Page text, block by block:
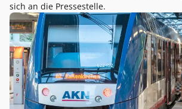
sich an die Pressestelle.